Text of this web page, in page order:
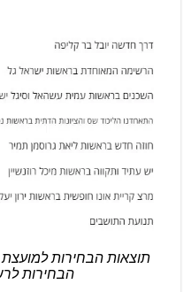
תוצאות הבחירות
הבחירות